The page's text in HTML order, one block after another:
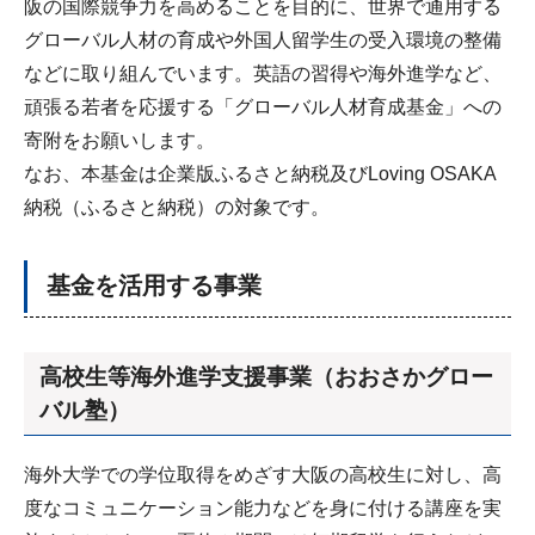
阪の国際競争力を高めることを目的に、世界で通用する
グローバル人材の育成や外国人留学生の受入環境の整備
などに取り組んでいます。英語の習得や海外進学など、
頑張る若者を応援する「グローバル人材育成基金」への
寄附をお願いします。
なお、本基金は企業版ふるさと納税及びLoving OSAKA
納税（ふるさと納税）の対象です。
基金を活用する事業
高校生等海外進学支援事業（おおさかグロー
バル塾）
海外大学での学位取得をめざす大阪の高校生に対し、高
度なコミュニケーション能力などを身に付ける講座を実